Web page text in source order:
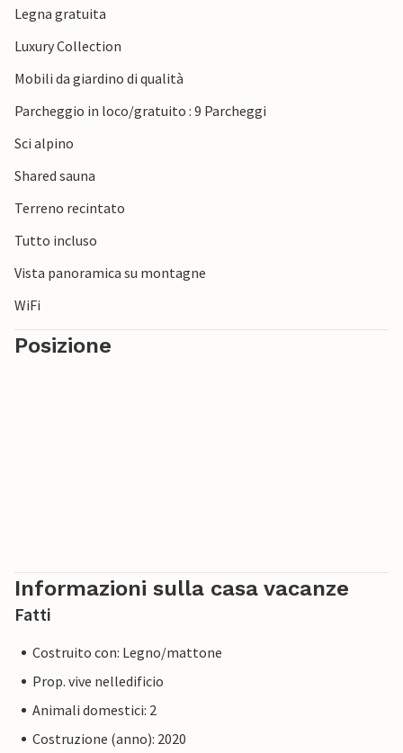
Legna gratuita
Luxury Collection
Mobili da giardino di qualità
Parcheggio in loco/gratuito : 9 Parcheggi
Sci alpino
Shared sauna
Terreno recintato
Tutto incluso
Vista panoramica su montagne
WiFi
Posizione
Informazioni sulla casa vacanze
Fatti
Costruito con: Legno/mattone
Prop. vive nelledificio
Animali domestici: 2
Costruzione (anno): 2020